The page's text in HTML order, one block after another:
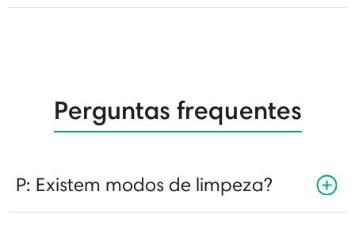
Perguntas frequentes
P: Existem modos de limpeza?